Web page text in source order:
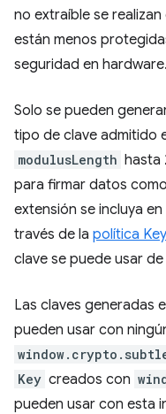
no extraíble se
están menos
seguridad en hardware.
Solo se pueden
tipo de clave admitido
modulusLength hasta
para firmar datos
extensión se incluya
través de la política
clave se puede usar
Las claves generadas
pueden usar con
Key creados con
pueden usar con esta